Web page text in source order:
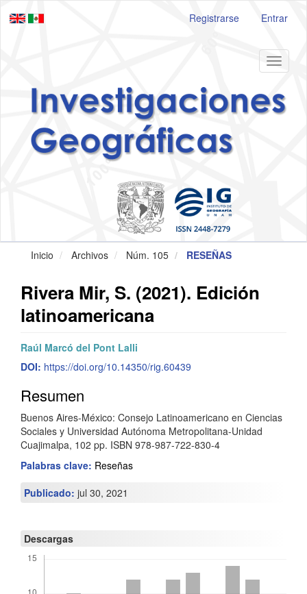
principal
Registrarse Entrar
Toggle
Inicio Archivos Núm. 105 RESEÑAS
Rivera Mir, S. (2021). Edición
latinoamericana
Barra
lateral
del
artículo
C
o
n
t
e
n
o
p
Raúl Marcó del Pont Lalli
DOI: https://doi.org/10.14350/rig.60439
Resumen
Buenos Aires-México: Consejo Latinoamericano en Ciencias
Sociales y Universidad Autónoma Metropolitana-Unidad
Cuajimalpa, 102 pp. ISBN 978-987-722-830-4
Palabras clave: Reseñas
Publicado: jul 30, 2021
Descargas